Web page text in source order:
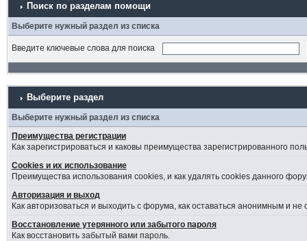
Поиск по разделам помощи
Выберите нужный раздел из списка
Введите ключевые слова для поиска
Выберите раздел
Выберите нужный раздел из списка
Преимущества регистрации
Как зарегистрироваться и каковы преимущества зарегистрированного
Cookies и их использование
Преимущества использования cookies, и как удалять cookies данного
Авторизация и выход
Как авторизоваться и выходить с форума, как оставаться анонимным и
Восстановление утерянного или забытого пароля
Как восстановить забытый вами пароль.